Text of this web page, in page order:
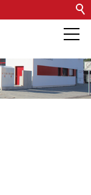
Barrierefreiheit